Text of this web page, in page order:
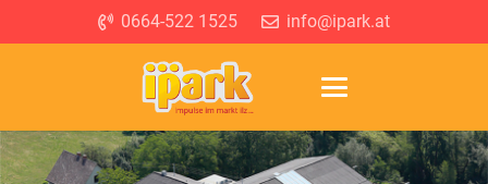
0664-522 1525 info@ipark.at